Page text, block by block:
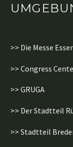
>> Die Messe
>> Congress
>> GRUGA
>> Der Stadtteil
>> Stadtteil